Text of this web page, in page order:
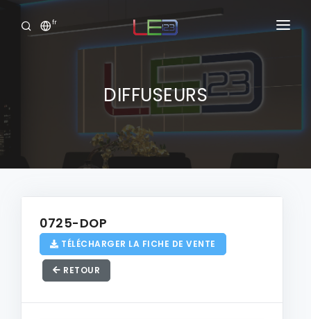
fr
Clide
Connexion
DIFFUSEURS
0725-DOP
TÉLÉCHARGER LA FICHE DE VENTE
RETOUR